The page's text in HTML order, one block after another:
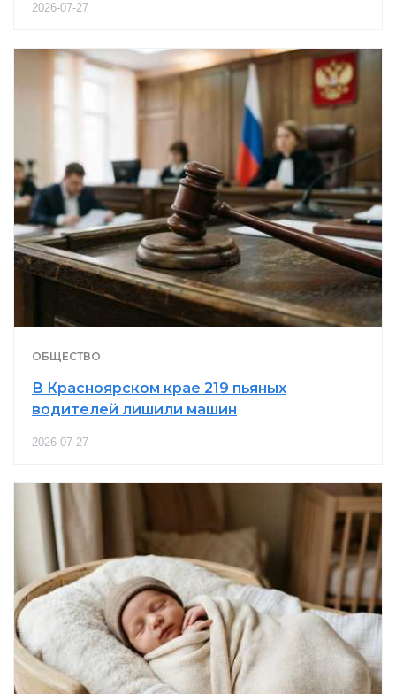
2026-07-27
ОБЩЕСТВО
В Красноярском крае 219 пьяных
водителей лишили машин
2026-07-27